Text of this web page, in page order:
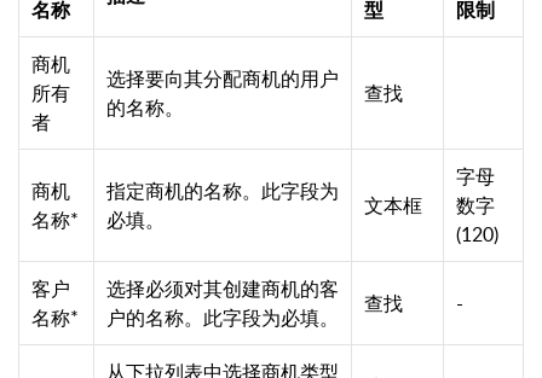
名称
型
限制
商机
所有
者
选择要向其分配商机的用户
的名称。
查找
商机
名称*
指定商机的名称。此字段为
必填。
文本框
字母
数字
(120)
客户
名称*
选择必须对其创建商机的客
户的名称。此字段为必填。
查找 -
从下拉列表中选择商机类型